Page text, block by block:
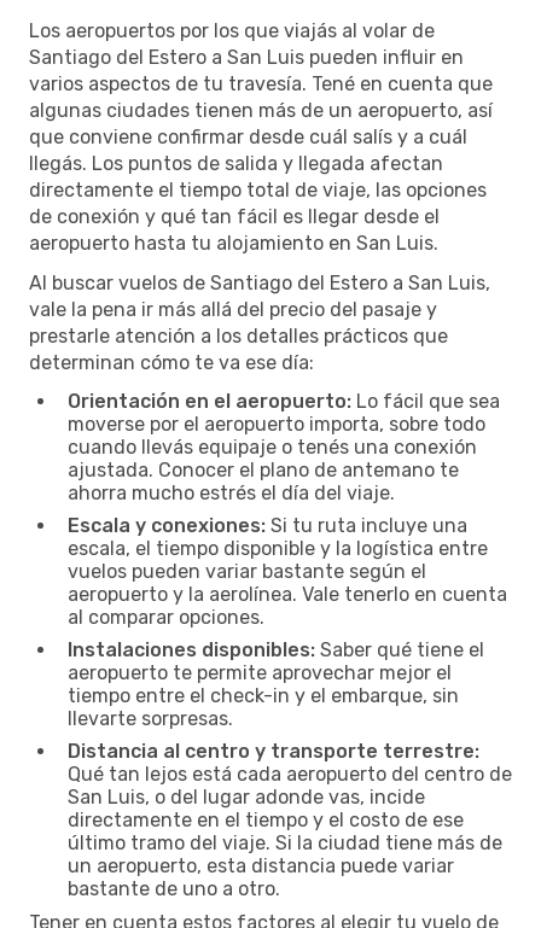
Los aeropuertos por los que viajás al volar de
Santiago del Estero a San Luis pueden influir en
varios aspectos de tu travesía. Tené en cuenta que
algunas ciudades tienen más de un aeropuerto, así
que conviene confirmar desde cuál salís y a cuál
llegás. Los puntos de salida y llegada afectan
directamente el tiempo total de viaje, las opciones
de conexión y qué tan fácil es llegar desde el
aeropuerto hasta tu alojamiento en San Luis.
Al buscar vuelos de Santiago del Estero a San Luis,
vale la pena ir más allá del precio del pasaje y
prestarle atención a los detalles prácticos que
determinan cómo te va ese día:
Orientación en el aeropuerto: Lo fácil que sea
moverse por el aeropuerto importa, sobre todo
cuando llevás equipaje o tenés una conexión
ajustada. Conocer el plano de antemano te
ahorra mucho estrés el día del viaje.
Escala y conexiones: Si tu ruta incluye una
escala, el tiempo disponible y la logística entre
vuelos pueden variar bastante según el
aeropuerto y la aerolínea. Vale tenerlo en cuenta
al comparar opciones.
Instalaciones disponibles: Saber qué tiene el
aeropuerto te permite aprovechar mejor el
tiempo entre el check-in y el embarque, sin
llevarte sorpresas.
Distancia al centro y transporte terrestre:
Qué tan lejos está cada aeropuerto del centro de
San Luis, o del lugar adonde vas, incide
directamente en el tiempo y el costo de ese
último tramo del viaje. Si la ciudad tiene más de
un aeropuerto, esta distancia puede variar
bastante de uno a otro.
Tener en cuenta estos factores al elegir tu vuelo de